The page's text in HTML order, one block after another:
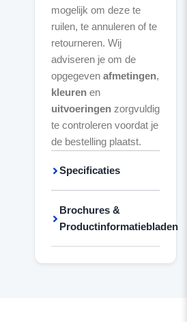
mogelijk om deze te
ruilen, te annuleren of te
retourneren. Wij
adviseren je om de
opgegeven afmetingen,
kleurenen
uitvoeringenzorgvuldig
te controleren voordat je
de bestelling plaatst.
Specificaties
Brochures &
Productinformatiebladen